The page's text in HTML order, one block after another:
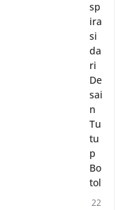
sp
ira
si
da
ri
De
sai
n
Tu
tu
p
Bo
tol
22